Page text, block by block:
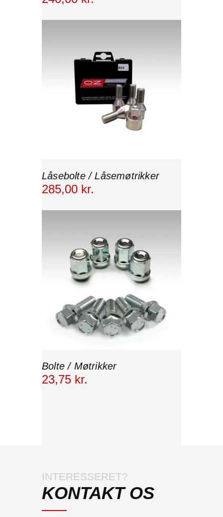
Låsebolte / Låsemøtrikker
285,00 kr.
Bolte / Møtrikker
23,75 kr.
INTERESSERET?
KONTAKT OS